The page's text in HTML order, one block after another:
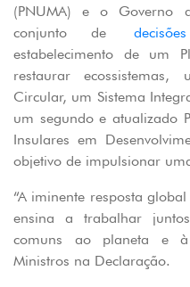
(PNUMA) e o Governo
conjunto de
estabelecimento de um
restaurar
Circular, um Sistema
um segundo e atualizado
Insulares em
objetivo de impulsionar
“A iminente resposta
ensina a trabalhar
comuns ao planeta e à
Ministros na Declaração.